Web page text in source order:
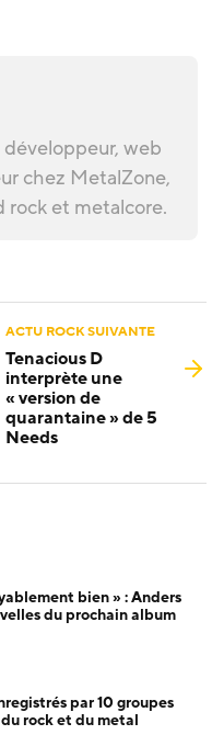
web
chez MetalZone,
rock et metalcore.
ACTU ROCK SUIVANTE
Tenacious D
interprète une
« version de
quarantaine » de 5
Needs
bien » : Anders
du prochain album
par 10 groupes
rock et du metal